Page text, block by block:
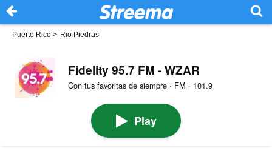
Puerto Rico > Rio Piedras
Fidelity 95.7 FM - WZAR
Con tus favoritas de siempre · FM · 101.9
Play